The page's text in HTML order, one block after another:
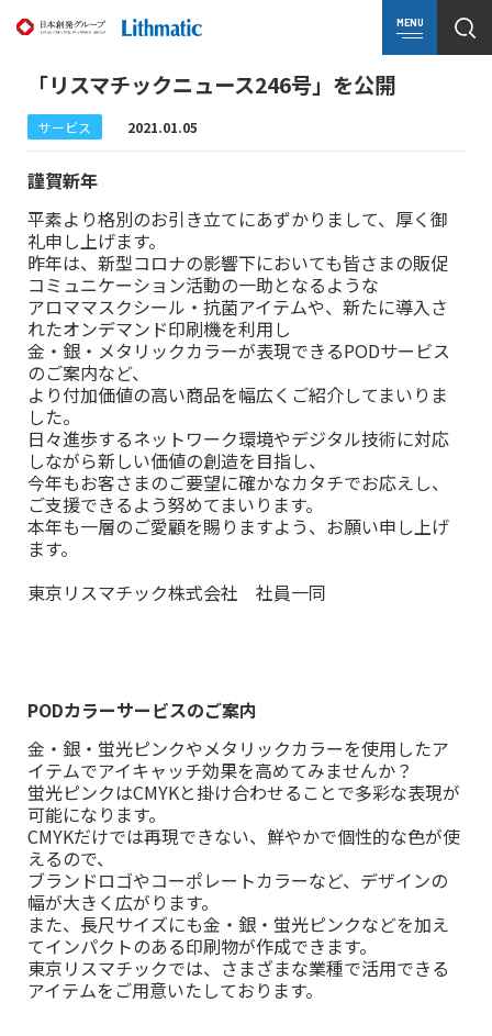
MENU
「リスマチックニュース246号」を公開
サービス 2021.01.05
謹賀新年
平素より格別のお引き立てにあずかりまして、厚く御
礼申し上げます。
昨年は、新型コロナの影響下においても皆さまの販促
コミュニケーション活動の一助となるような
アロママスクシール・抗菌アイテムや、新たに導入さ
れたオンデマンド印刷機を利用し
金・銀・メタリックカラーが表現できるPODサービス
のご案内など、
より付加価値の高い商品を幅広くご紹介してまいりま
した。
日々進歩するネットワーク環境やデジタル技術に対応
しながら新しい価値の創造を目指し、
今年もお客さまのご要望に確かなカタチでお応えし、
ご支援できるよう努めてまいります。
本年も一層のご愛顧を賜りますよう、お願い申し上げ
ます。
東京リスマチック株式会社 社員一同
PODカラーサービスのご案内
金・銀・蛍光ピンクやメタリックカラーを使用したア
イテムでアイキャッチ効果を高めてみませんか？
蛍光ピンクはCMYKと掛け合わせることで多彩な表現が
可能になります。
CMYKだけでは再現できない、鮮やかで個性的な色が使
えるので、
ブランドロゴやコーポレートカラーなど、デザインの
幅が大きく広がります。
また、長尺サイズにも金・銀・蛍光ピンクなどを加え
てインパクトのある印刷物が作成できます。
東京リスマチックでは、さまざまな業種で活用できる
アイテムをご用意いたしております。